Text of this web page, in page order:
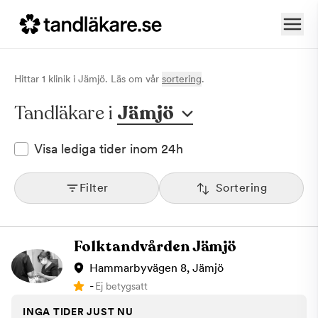
Hittar 1 klinik i Jämjö. Läs om vår sortering.
Tandläkare i Jämjö
Visa lediga tider inom 24h
Filter Sortering
Folktandvården Jämjö
Hammarbyvägen 8, Jämjö
-Ej betygsatt
INGA TIDER JUST NU